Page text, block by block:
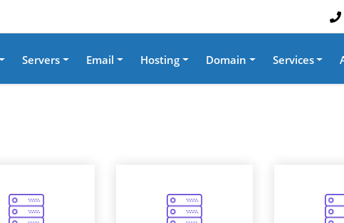
Servers Email Hosting Domain Services